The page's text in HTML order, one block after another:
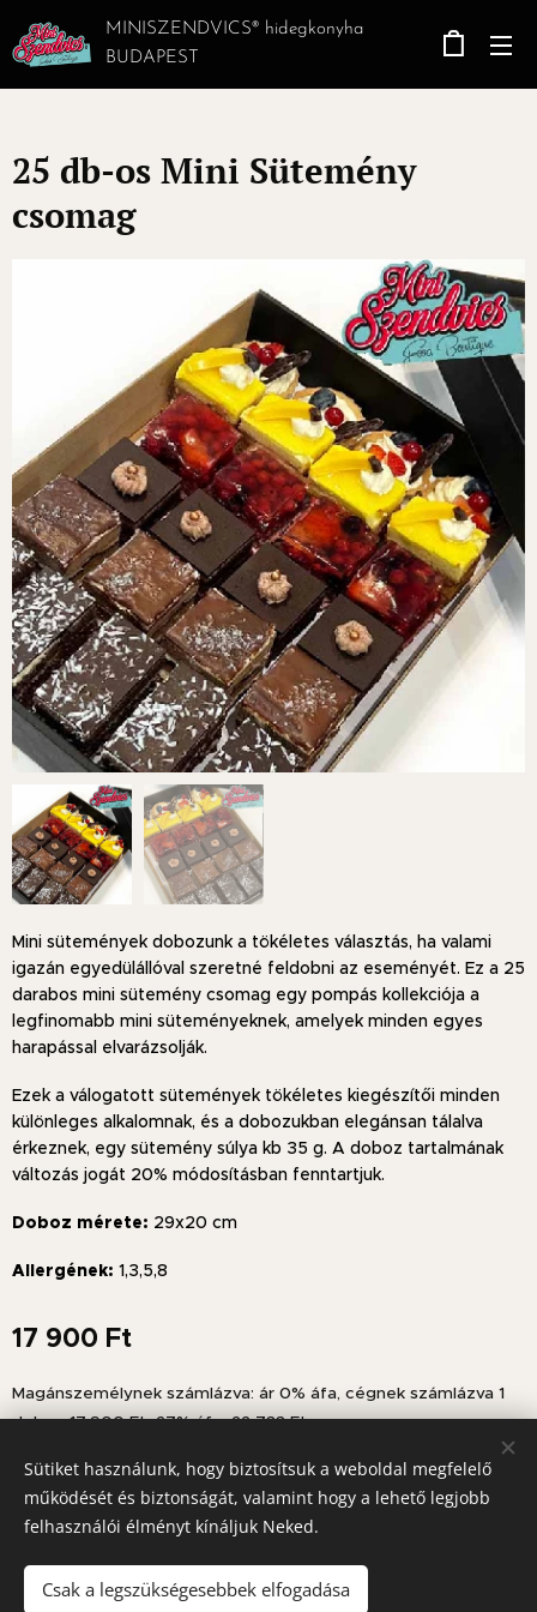
MINISZENDVICS® hidegkonyha
BUDAPEST
25 db-os Mini Sütemény
csomag
Mini sütemények dobozunk a tökéletes választás, ha valami
igazán egyedülállóval szeretné feldobni az eseményét. Ez a 25
darabos mini sütemény csomag egy pompás kollekciója a
legfinomabb mini süteményeknek, amelyek minden egyes
harapással elvarázsolják.
Ezek a válogatott sütemények tökéletes kiegészítői minden
különleges alkalomnak, és a dobozukban elegánsan tálalva
érkeznek, egy sütemény súlya kb 35 g. A doboz tartalmának
változás jogát 20% módosításban fenntartjuk.
Doboz mérete: 29x20 cm
Allergének: 1,3,5,8
17 900 Ft
Magánszemélynek számlázva: ár 0% áfa, cégnek számlázva 1
doboz 17.900 Ft+27% áfa=22 733 Ft
© Copyright 2026 Miniszendvics.hu
Az oldalt a Miniszendvics®működteti
Sütiket használunk, hogy biztosítsuk a weboldal megfelelő
működését és biztonságát, valamint hogy a lehető legjobb
felhasználói élményt kínáljuk Neked.
Csak a legszükségesebbek elfogadása